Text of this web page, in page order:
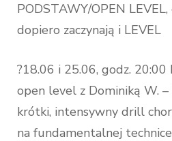
PODSTAWY/OPEN
dopiero zaczynają i LEVEL
?18.06 i 25.06, godz.
open level z Dominiką W. –
krótki, intensywny drill
na fundamentalnej